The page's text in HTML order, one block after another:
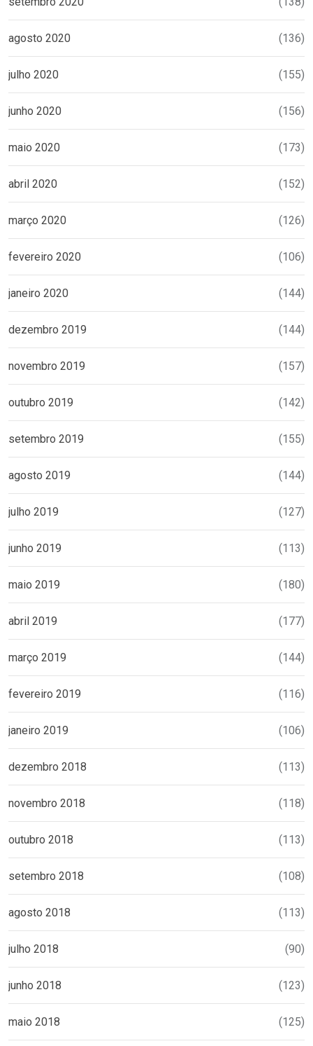
agosto 2020 (136)
julho 2020 (155)
junho 2020 (156)
maio 2020 (173)
abril 2020 (152)
março 2020 (126)
fevereiro 2020 (106)
janeiro 2020 (144)
dezembro 2019 (144)
novembro 2019 (157)
outubro 2019 (142)
setembro 2019 (155)
agosto 2019 (144)
julho 2019 (127)
junho 2019 (113)
maio 2019 (180)
abril 2019 (177)
março 2019 (144)
fevereiro 2019 (116)
janeiro 2019 (106)
dezembro 2018 (113)
novembro 2018 (118)
outubro 2018 (113)
setembro 2018 (108)
agosto 2018 (113)
julho 2018 (90)
junho 2018 (123)
maio 2018 (125)